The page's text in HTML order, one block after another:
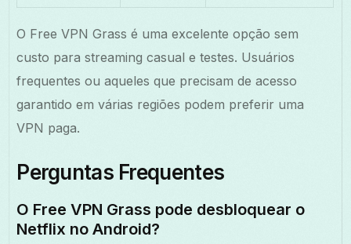
O Free VPN Grass é uma excelente opção sem
custo para streaming casual e testes. Usuários
frequentes ou aqueles que precisam de acesso
garantido em várias regiões podem preferir uma
VPN paga.
Perguntas Frequentes
O Free VPN Grass pode desbloquear o
Netflix no Android?